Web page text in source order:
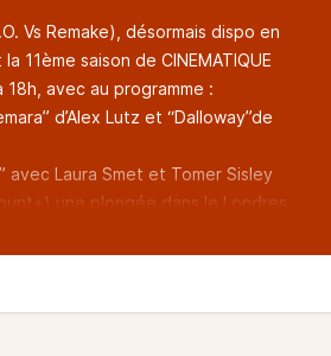
Vs Remake), désormais dispo en
11ème saison de CINEMATIQUE
avec au programme :
d’Alex Lutz et “Dalloway”de
avec Laura Smet et Tomer Sisley
une plongée dans le Londres
(ou pas)… une pépiiiite !!! Le
réservons à la sortie en Blu-ray 4K